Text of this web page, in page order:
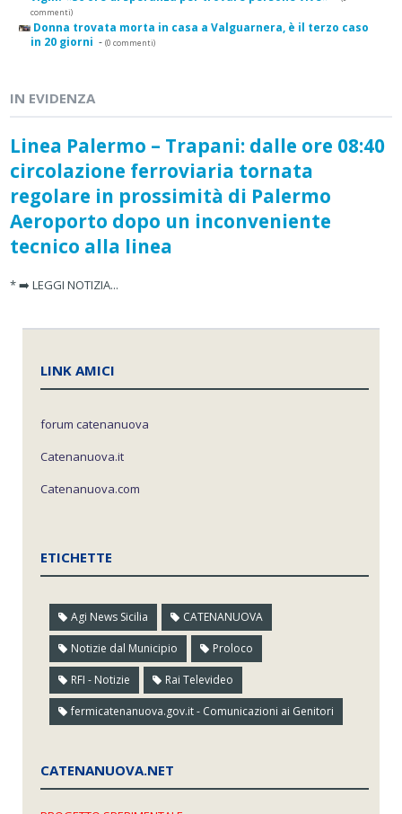
commenti)
Donna trovata morta in casa a Valguarnera, è il terzo caso
in 20 giorni - (0 commenti)
IN EVIDENZA
Linea Palermo – Trapani: dalle ore 08:40
circolazione ferroviaria tornata
regolare in prossimità di Palermo
Aeroporto dopo un inconveniente
tecnico alla linea
* ➡️ LEGGI NOTIZIA...
LINK AMICI
forum catenanuova
Catenanuova.it
Catenanuova.com
ETICHETTE
Agi News Sicilia CATENANUOVA
Notizie dal Municipio Proloco
RFI - Notizie Rai Televideo
fermicatenanuova.gov.it - Comunicazioni ai Genitori
CATENANUOVA.NET